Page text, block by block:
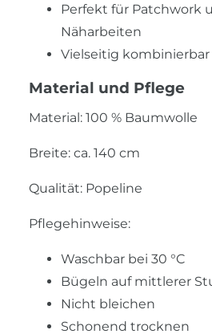
Perfekt für Patchwork
Näharbeiten
Vielseitig kombinierbar
Material und Pflege
Material: 100 % Baumwolle
Breite: ca. 140 cm
Qualität: Popeline
Pflegehinweise:
Waschbar bei 30 °C
Bügeln auf mittlerer
Nicht bleichen
Schonend trocknen